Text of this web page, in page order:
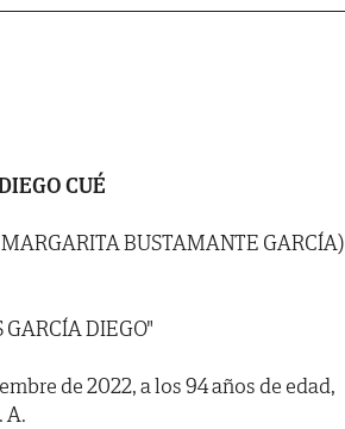
CUÉ
BUSTAMANTE GARCÍA)
DIEGO"
de 2022, a los 94 años de edad,
A.